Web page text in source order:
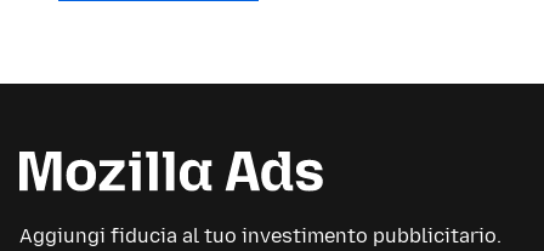
Aggiungi fiducia al tuo investimento pubblicitario.